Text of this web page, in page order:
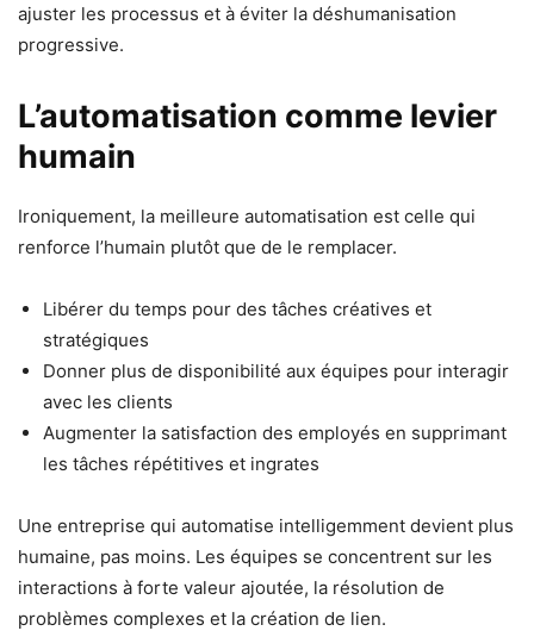
ajuster les processus et à éviter la déshumanisation
progressive.
L’automatisation comme levier
humain
Ironiquement, la meilleure automatisation est celle qui
renforce l’humain plutôt que de le remplacer.
Libérer du temps pour des tâches créatives et
stratégiques
Donner plus de disponibilité aux équipes pour interagir
avec les clients
Augmenter la satisfaction des employés en supprimant
les tâches répétitives et ingrates
Une entreprise qui automatise intelligemment devient plus
humaine, pas moins. Les équipes se concentrent sur les
interactions à forte valeur ajoutée, la résolution de
problèmes complexes et la création de lien.